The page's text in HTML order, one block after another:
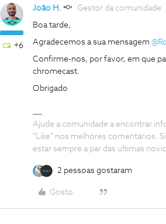
+6
João H. Gestor da comunidade
Boa tarde,
Agradecemos a sua mensagem
Confirme-nos, por favor, em que
chromecast.
Obrigado
Ajude a comunidade a encontrar
"Like" nos melhores comentários.
estar sempre a par das ultimas
2 pessoas gostaram
Gosto